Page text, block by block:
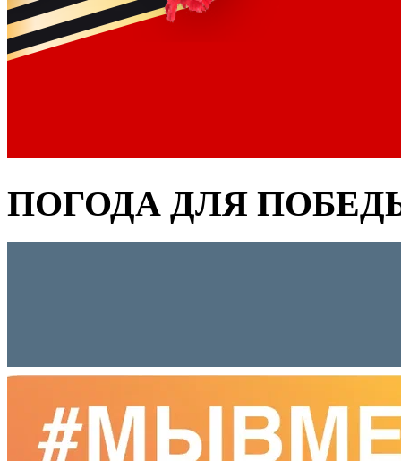
ПОГОДА ДЛЯ